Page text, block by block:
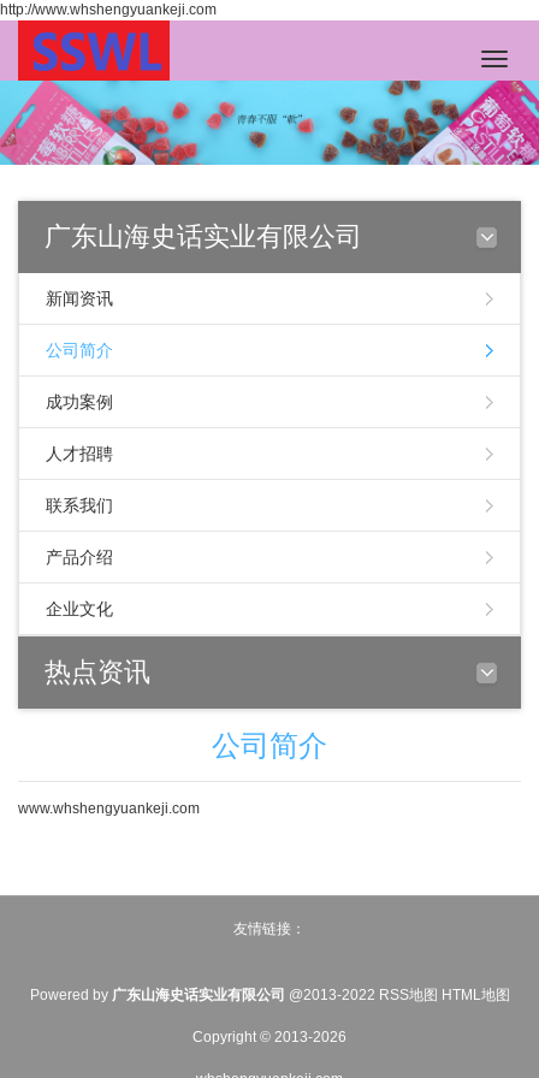
http://www.whshengyuankeji.com
Toggle
广东山海史话实业有限公司
新闻资讯
公司简介
成功案例
人才招聘
联系我们
产品介绍
企业文化
热点资讯
公司简介
www.whshengyuankeji.com
友情链接：
Powered by 广东山海史话实业有限公司 @2013-2022 RSS地图 HTML地图
Copyright © 2013-2026